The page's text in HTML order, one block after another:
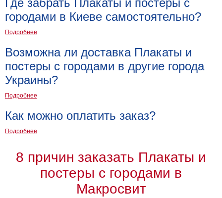
Где забрать Плакаты и постеры с
городами в Киеве самостоятельно?
Подробнее
Возможна ли доставка Плакаты и
постеры с городами в другие города
Украины?
Подробнее
Как можно оплатить заказ?
Подробнее
8 причин заказать Плакаты и
постеры с городами в
Макросвит